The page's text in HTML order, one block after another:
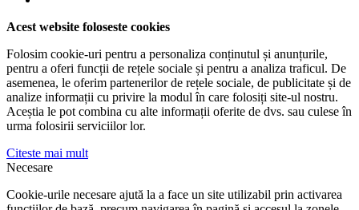
Acest website foloseste cookies
Folosim cookie-uri pentru a personaliza conținutul și anunțurile,
pentru a oferi funcții de rețele sociale și pentru a analiza traficul. De
asemenea, le oferim partenerilor de rețele sociale, de publicitate și de
analize informații cu privire la modul în care folosiți site-ul nostru.
Aceștia le pot combina cu alte informații oferite de dvs. sau culese în
urma folosirii serviciilor lor.
Citeste mai mult
Necesare
Cookie-urile necesare ajută la a face un site utilizabil prin activarea